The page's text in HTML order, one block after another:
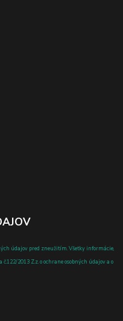
údajov pred zneužitím. Všetky informácie,
2013 Z.z. o ochrane osobných údajov a o